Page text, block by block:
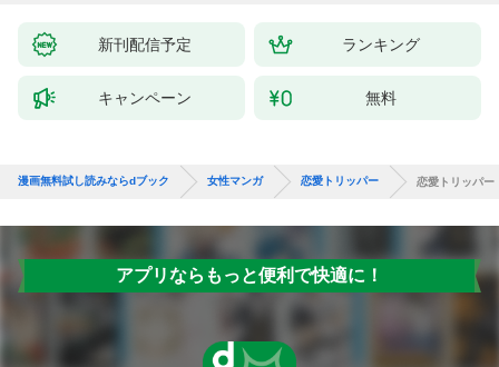
新刊配信予定 ランキング
キャンペーン 無料
漫画無料試し読みならdブック 女性マンガ 恋愛トリッパー 恋愛トリッパー
アプリならもっと便利で快適に！